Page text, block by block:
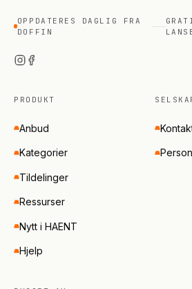
OPPDATERES DAGLIG FRA
DOFFIN
PRODUKT
Anbud
Kategorier
Tildelinger
Ressurser
Nytt i HAENT
Hjelp